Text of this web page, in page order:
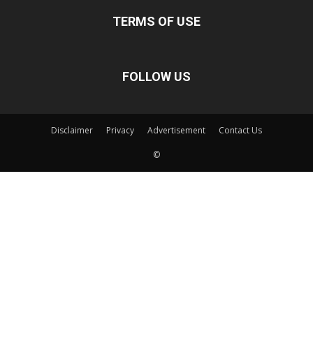
TERMS OF USE
FOLLOW US
Disclaimer Privacy Advertisement Contact Us
©